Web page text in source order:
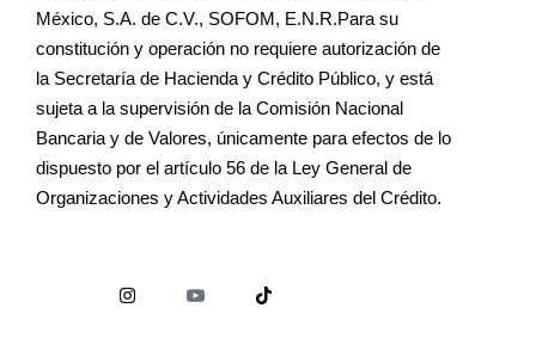
México, S.A. de C.V., SOFOM, E.N.R.Para su
constitución y operación no requiere autorización de
la Secretaría de Hacienda y Crédito Público, y está
sujeta a la supervisión de la Comisión Nacional
Bancaria y de Valores, únicamente para efectos de lo
dispuesto por el artículo 56 de la Ley General de
Organizaciones y Actividades Auxiliares del Crédito.